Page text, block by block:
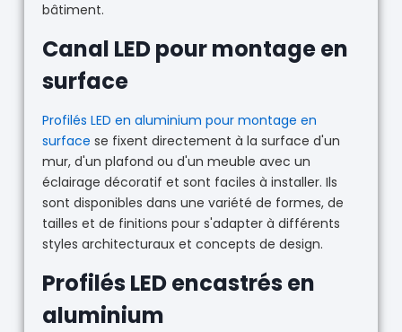
bâtiment.
Canal LED pour montage en
surface
Profilés LED en aluminium pour montage en
surface se fixent directement à la surface d'un
mur, d'un plafond ou d'un meuble avec un
éclairage décoratif et sont faciles à installer. Ils
sont disponibles dans une variété de formes, de
tailles et de finitions pour s'adapter à différents
styles architecturaux et concepts de design.
Profilés LED encastrés en
aluminium